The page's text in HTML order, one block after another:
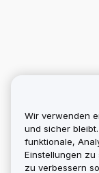
Wir verwenden
und sicher
funktionale,
Einstellungen
zu verbessern